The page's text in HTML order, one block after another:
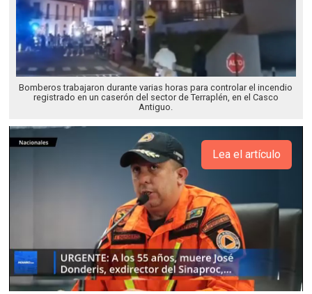
Bomberos trabajaron durante varias horas para controlar el incendio
registrado en un caserón del sector de Terraplén, en el Casco
Antiguo.
Lea el artículo